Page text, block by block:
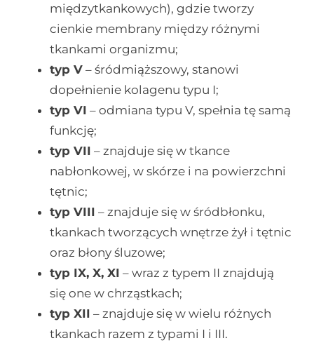
międzytkankowych), gdzie tworzy
cienkie membrany między różnymi
tkankami organizmu;
typ V – śródmiąższowy, stanowi
dopełnienie kolagenu typu I;
typ VI – odmiana typu V, spełnia tę samą
funkcję;
typ VII – znajduje się w tkance
nabłonkowej, w skórze i na powierzchni
tętnic;
typ VIII – znajduje się w śródbłonku,
tkankach tworzących wnętrze żył i tętnic
oraz błony śluzowe;
typ IX, X, XI – wraz z typem II znajdują
się one w chrząstkach;
typ XII – znajduje się w wielu różnych
tkankach razem z typami I i III.